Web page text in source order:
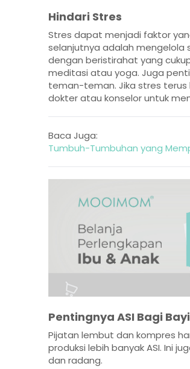
Hindari Stres
Stres dapat menjadi faktor
selanjutnya adalah mengelola
dengan beristirahat yang
meditasi atau yoga. Juga
teman-teman. Jika stres terus
dokter atau konselor untuk
Baca Juga:
Tumbuh-Tumbuhan yang
Pentingnya ASI Bagi
Pijatan lembut dan kompres
produksi lebih banyak ASI. Ini
dan radang.